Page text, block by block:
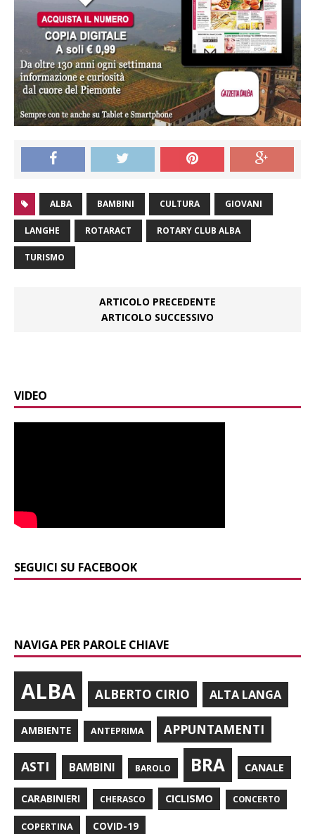
ALBA BAMBINI CULTURA GIOVANI
LANGHE ROTARACT ROTARY CLUB ALBA
TURISMO
ARTICOLO PRECEDENTE
ARTICOLO SUCCESSIVO
VIDEO
SEGUICI SU FACEBOOK
NAVIGA PER PAROLE CHIAVE
ALBA ALBERTO CIRIO ALTA LANGA
AMBIENTE ANTEPRIMA APPUNTAMENTI
ASTI BAMBINI BAROLO BRA CANALE
CARABINIERI CHERASCO CICLISMO CONCERTO
COPERTINA COVID-19